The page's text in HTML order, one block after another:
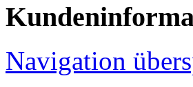
Navigation